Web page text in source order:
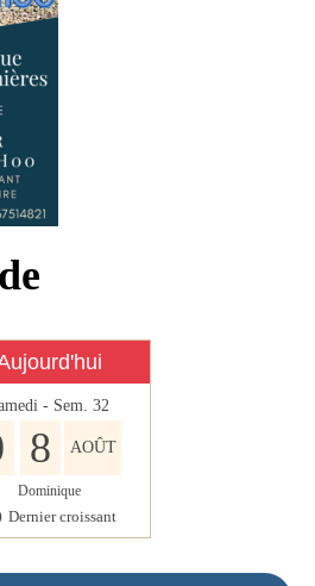
la presse
Infos – Format
- Sem. 32
8 AOÛT
Dominique
Dernier croissant